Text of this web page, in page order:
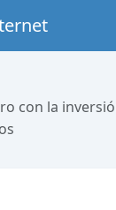
con la